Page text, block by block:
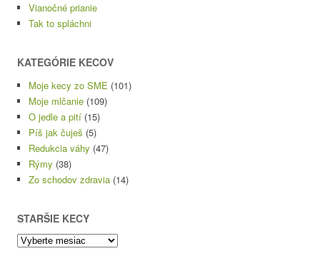
Vianočné prianie
Tak to spláchni
KATEGÓRIE KECOV
Moje kecy zo SME (101)
Moje mlčanie (109)
O jedle a pití (15)
Píš jak čuješ (5)
Redukcia váhy (47)
Rýmy (38)
Zo schodov zdravia (14)
STARŠIE KECY
Staršie
kecy